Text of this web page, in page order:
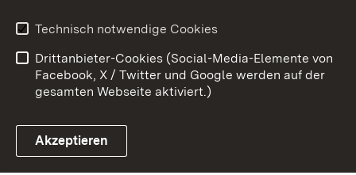
Link zum Landesportal
Barrierefreiheit
Benutzungshinweise
Impressum
Cookies
Technisch notwendige Cookies
Drittanbieter-Cookies (Social-Media-Elemente von
Facebook, X / Twitter und Google werden auf der
gesamten Webseite aktiviert.)
Akzeptieren